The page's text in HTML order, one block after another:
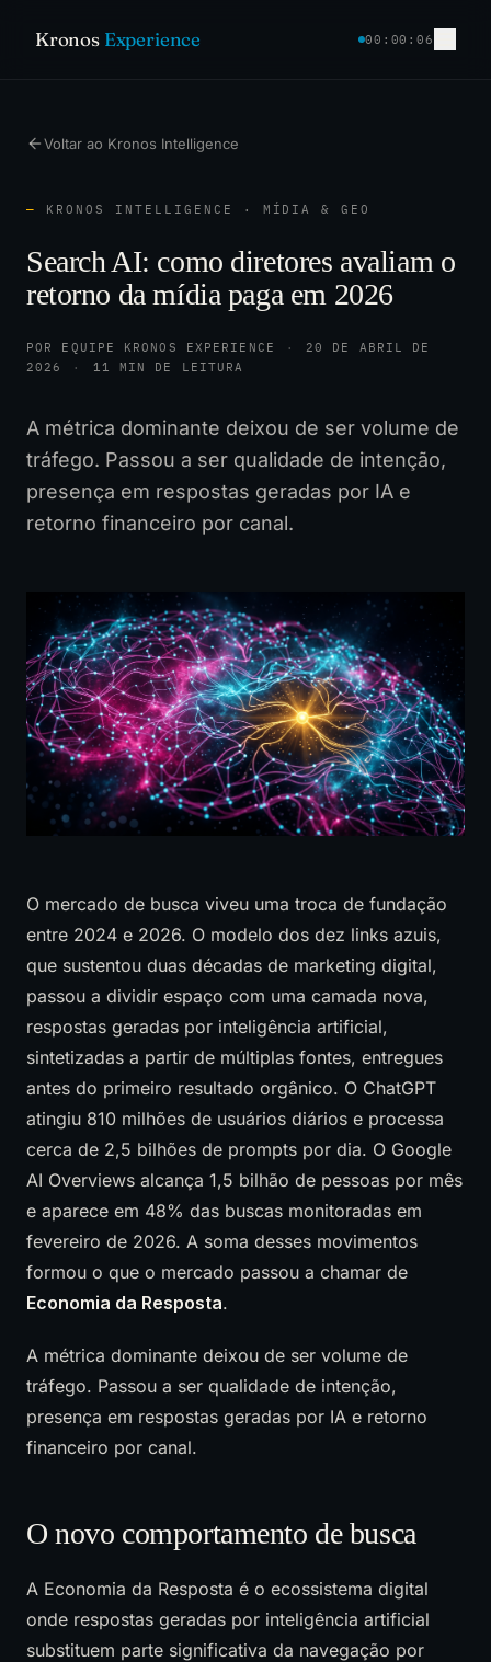
Kronos Experience 00:00:07
Voltar ao Kronos Intelligence
— KRONOS INTELLIGENCE · MÍDIA & GEO
Search AI: como diretores avaliam o
retorno da mídia paga em 2026
POR EQUIPE KRONOS EXPERIENCE ·
20 DE ABRIL DE
2026
· 11 MIN DE LEITURA
A métrica dominante deixou de ser volume de
tráfego. Passou a ser qualidade de intenção,
presença em respostas geradas por IA e
retorno financeiro por canal.
O mercado de busca viveu uma troca de fundação
entre 2024 e 2026. O modelo dos dez links azuis,
que sustentou duas décadas de marketing digital,
passou a dividir espaço com uma camada nova,
respostas geradas por inteligência artificial,
sintetizadas a partir de múltiplas fontes, entregues
antes do primeiro resultado orgânico. O ChatGPT
atingiu 810 milhões de usuários diários e processa
cerca de 2,5 bilhões de prompts por dia. O Google
AI Overviews alcança 1,5 bilhão de pessoas por mês
e aparece em 48% das buscas monitoradas em
fevereiro de 2026. A soma desses movimentos
formou o que o mercado passou a chamar de
Economia da Resposta.
A métrica dominante deixou de ser volume de
tráfego. Passou a ser qualidade de intenção,
presença em respostas geradas por IA e retorno
financeiro por canal.
O novo comportamento de busca
A Economia da Resposta é o ecossistema digital
onde respostas geradas por inteligência artificial
substituem parte significativa da navegação por